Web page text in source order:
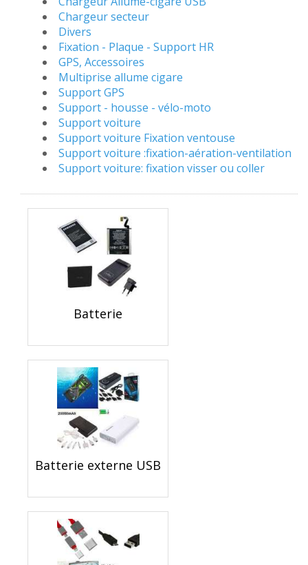
Chargeur secteur
Divers
Fixation - Plaque - Support HR
GPS, Accessoires
Multiprise allume cigare
Support GPS
Support - housse - vélo-moto
Support voiture
Support voiture Fixation ventouse
Support voiture :fixation-aération-ventilation
Support voiture: fixation visser ou coller
Batterie
Batterie externe USB